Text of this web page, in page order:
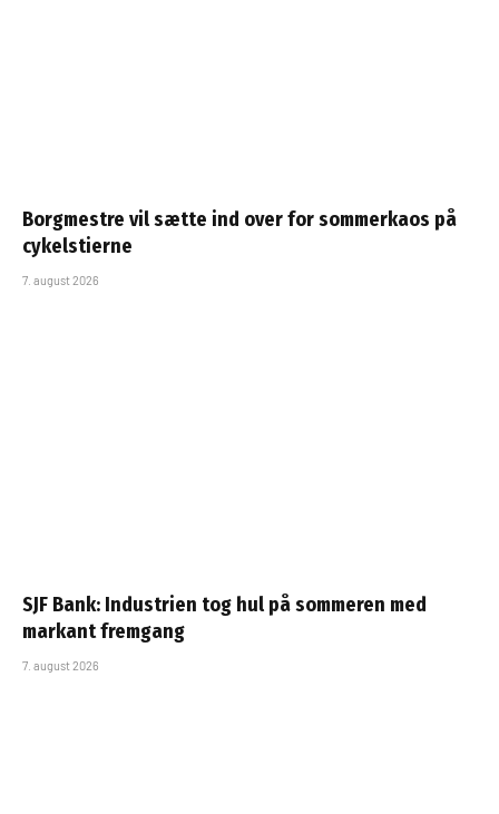
Borgmestre vil sætte ind over for sommerkaos på
cykelstierne
7. august 2026
SJF Bank: Industrien tog hul på sommeren med
markant fremgang
7. august 2026